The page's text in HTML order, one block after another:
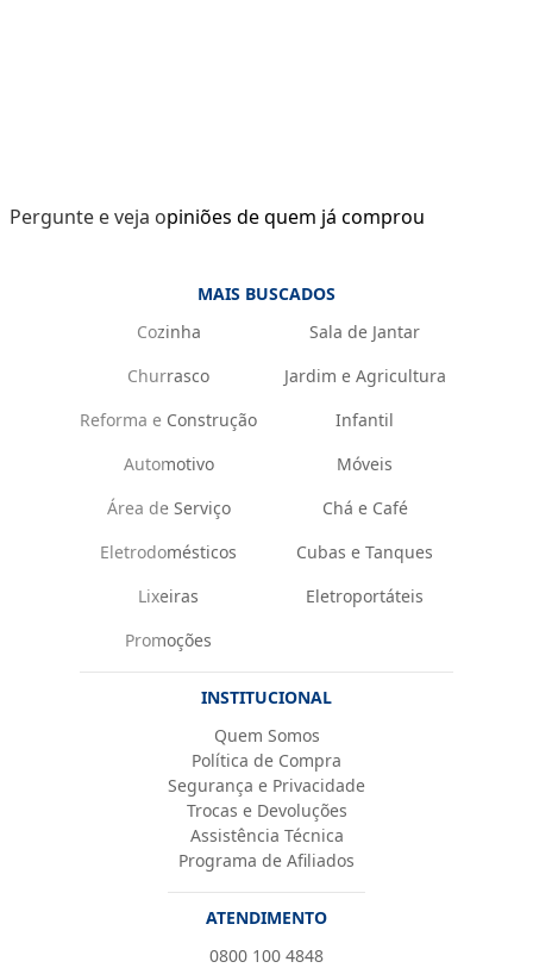
Pergunte e veja opiniões de quem já comprou
MAIS BUSCADOS
Cozinha
Sala de Jantar
Churrasco
Jardim e Agricultura
Reforma e Construção
Infantil
Automotivo
Móveis
Área de Serviço
Chá e Café
Eletrodomésticos
Cubas e Tanques
Lixeiras
Eletroportáteis
Promoções
INSTITUCIONAL
Quem Somos
Política de Compra
Segurança e Privacidade
Trocas e Devoluções
Assistência Técnica
Programa de Afiliados
ATENDIMENTO
0800 100 4848